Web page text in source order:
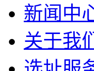
新闻中
关于我们